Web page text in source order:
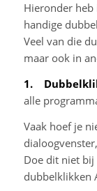
Hieronder heb
handige
Veel van die
maar ook in
1.
alle
Vaak hoef je
Doe dit niet
dubbelklikken